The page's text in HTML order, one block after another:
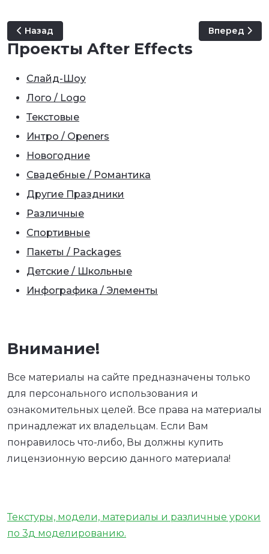
Предыдущий: Happy Birthday 2
Назад Следующий:
Вперед
Проекты After Effects
Слайд-Шоу
Лого / Logo
Текстовые
Интро / Openers
Новогодние
Свадебные / Романтика
Другие Праздники
Различные
Спортивные
Пакеты / Packages
Детские / Школьные
Инфографика / Элементы
Внимание!
Все материалы на сайте предназначены только
для персонального использования и
ознакомительных целей. Все права на материалы
принадлежат их владельцам. Если Вам
понравилось что-либо, Вы должны купить
лицензионную версию данного материала!
Текстуры, модели, материалы и различные уроки
по 3д моделированию.